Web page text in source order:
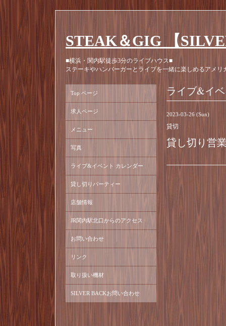
STEAK＆GIG 【
■横浜・関内駅徒歩3分のライブハウス■
ステーキやハンバーガーとライブを一緒に楽しめるアメリ
ライブ&イ
2023-03-26 (Sun)
貸切
貸し切り営
Top ページ
求人ページ
メニュー
写真
ライブ&イベント カレンダー
貸し切りパーティー
店舗情報
JR関内駅北口からのアクセス
お問い合わせ
リンク
取り扱い機材
SILVER BACKお問い合わせ